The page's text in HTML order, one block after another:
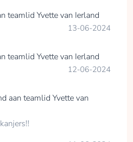
teamlid Yvette van Ierland
13-06-2024
teamlid Yvette van Ierland
12-06-2024
aan teamlid Yvette van